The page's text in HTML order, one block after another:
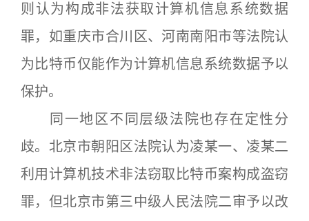
则认为构成非法获取计算机信息系统数据
罪，如重庆市合川区、河南南阳市等法院认
为比特币仅能作为计算机信息系统数据予以
保护。
同一地区不同层级法院也存在定性分
歧。北京市朝阳区法院认为凌某一、凌某二
利用计算机技术非法窃取比特币案构成盗窃
罪，但北京市第三中级人民法院二审予以改